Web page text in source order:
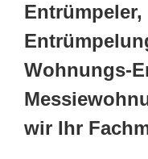
Entrümpeler,
Wohnungs-
wir Ihr